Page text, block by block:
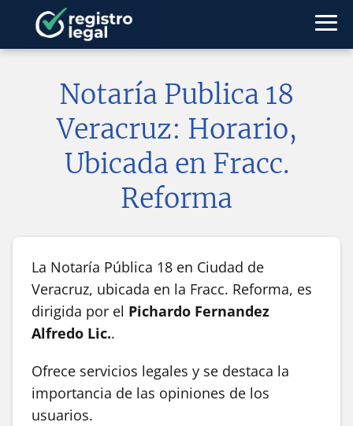
Notaría Publica 18
Veracruz: Horario,
Ubicada en Fracc.
Reforma
La Notaría Pública 18 en Ciudad de
Veracruz, ubicada en la Fracc. Reforma, es
dirigida por el Pichardo Fernandez
Alfredo Lic..
Ofrece servicios legales y se destaca la
importancia de las opiniones de los
usuarios.